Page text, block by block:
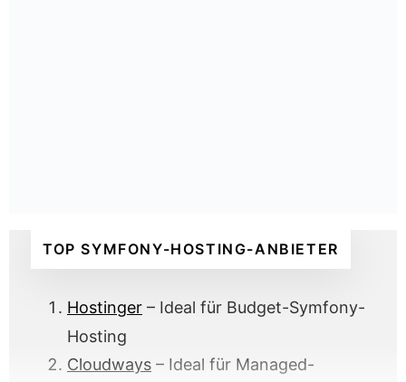
TOP SYMFONY-HOSTING-ANBIETER
Hostinger – Ideal für Budget-Symfony-
Hosting
Cloudways – Ideal für Managed-